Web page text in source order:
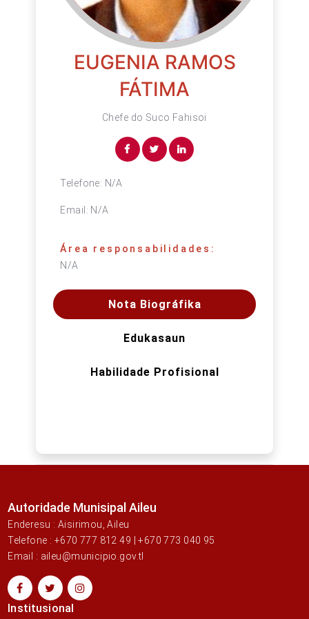
EUGENIA RAMOS
FÁTIMA
Chefe do Suco Fahisoi
Telefone: N/A
Email: N/A
Área responsabilidades:
N/A
Nota Biográfika
Edukasaun
Habilidade Profisional
Autoridade Munisipal Aileu
Enderesu : Aisirimou, Aileu
Telefone : +670 777 812 49 | +670 773 040 95
Email : aileu@municipio.gov.tl
Institusional